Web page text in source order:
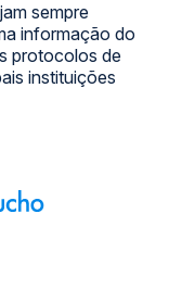
sempre
informação do
protocolos de
instituições